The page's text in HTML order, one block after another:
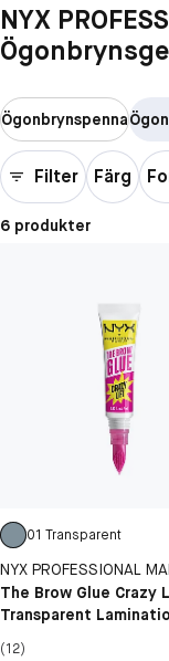
NYX
Ögonbrynspenna
Filter Färg
6 produkter
01 Transparent
NYX PROFESSIONAL
The Brow Glue Crazy
Transparent
(12)